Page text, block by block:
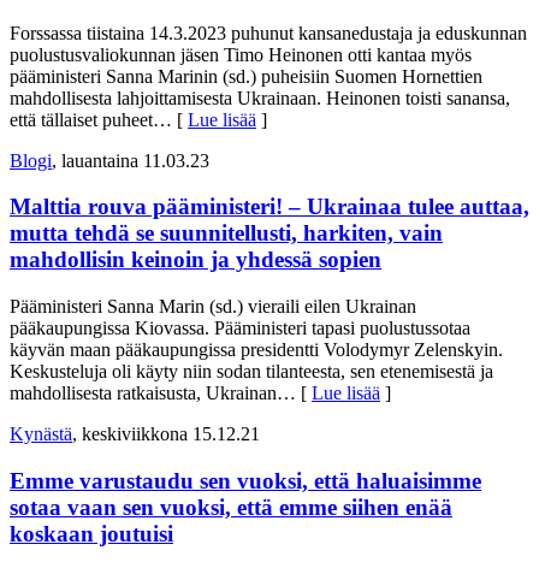
Forssassa tiistaina 14.3.2023 puhunut kansanedustaja ja eduskunnan
puolustusvaliokunnan jäsen Timo Heinonen otti kantaa myös
pääministeri Sanna Marinin (sd.) puheisiin Suomen Hornettien
mahdollisesta lahjoittamisesta Ukrainaan. Heinonen toisti sanansa,
että tällaiset puheet… [ Lue lisää ]
Blogi, lauantaina 11.03.23
Malttia rouva pääministeri! – Ukrainaa tulee auttaa,
mutta tehdä se suunnitellusti, harkiten, vain
mahdollisin keinoin ja yhdessä sopien
Pääministeri Sanna Marin (sd.) vieraili eilen Ukrainan
pääkaupungissa Kiovassa. Pääministeri tapasi puolustussotaa
käyvän maan pääkaupungissa presidentti Volodymyr Zelenskyin.
Keskusteluja oli käyty niin sodan tilanteesta, sen etenemisestä ja
mahdollisesta ratkaisusta, Ukrainan… [ Lue lisää ]
Kynästä, keskiviikkona 15.12.21
Emme varustaudu sen vuoksi, että haluaisimme
sotaa vaan sen vuoksi, että emme siihen enää
koskaan joutuisi